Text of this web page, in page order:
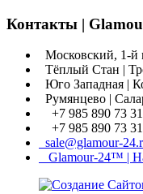
Контакты |
Московский, 1-й
Тёплый Стан |
Юго Западная |
Румянцево |
+7 985 890 73 31
+7 985 890 73 31
sale@glamour-
Glamour-24™ |